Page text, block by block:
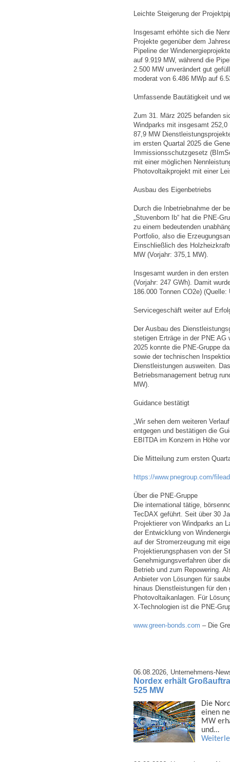
Leichte Steigerung der
Insgesamt erhöhte sich die
Projekte gegenüber dem
Pipeline der
auf 9.919 MW, während die
2.500 MW unverändert gut
moderat von 6.486 MWp auf
Umfassende Bautätigkeit und
Zum 31. März 2025 befanden
Windparks mit insgesamt
87,9 MW
im ersten Quartal 2025 die
Immissionsschutzgesetz
mit einer möglichen
Photovoltaikprojekt mit einer
Ausbau des Eigenbetriebs
Durch die Inbetriebnahme der
„Stuvenborn Ib“ hat die PNE-
zu einem bedeutenden
Portfolio, also die
Einschließlich des
MW (Vorjahr: 375,1 MW).
Insgesamt wurden in den
(Vorjahr: 247 GWh). Damit
186.000 Tonnen CO2e)
Servicegeschäft weiter auf
Der Ausbau des
stetigen Erträge in der PNE AG
2025 konnte die PNE-Gruppe
sowie der technischen
Dienstleistungen ausweiten.
Betriebsmanagement betrug
MW).
Guidance bestätigt
„Wir sehen dem weiteren
entgegen und bestätigen die
EBITDA im Konzern in Höhe
Die Mitteilung zum ersten
https://www.pnegroup.com/
Über die PNE-Gruppe
Die international tätige,
TecDAX geführt. Seit über 30
Projektierer von Windparks an
der Entwicklung von
auf der Stromerzeugung mit
Projektierungsphasen von der
Genehmigungsverfahren über
Betrieb und zum Repowering.
Anbieter von Lösungen für
hinaus Dienstleistungen für
Photovoltaikanlagen. Für
X-Technologien ist die PNE-
www.green-bonds.com – Die
06.08.2026, Unternehmens-
Nordex erhält
525 MW
Die
einen
MW
und…